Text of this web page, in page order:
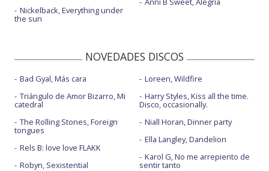
Nickelback, Everything under
the sun
NOVEDADES DISCOS
Bad Gyal, Más cara
Triángulo de Amor Bizarro, Mi
catedral
The Rolling Stones, Foreign
tongues
Rels B: love love FLAKK
Robyn, Sexistential
Loreen, Wildfire
Harry Styles, Kiss all the time.
Disco, occasionally.
Niall Horan, Dinner party
Ella Langley, Dandelion
Karol G, No me arrepiento de
sentir tanto